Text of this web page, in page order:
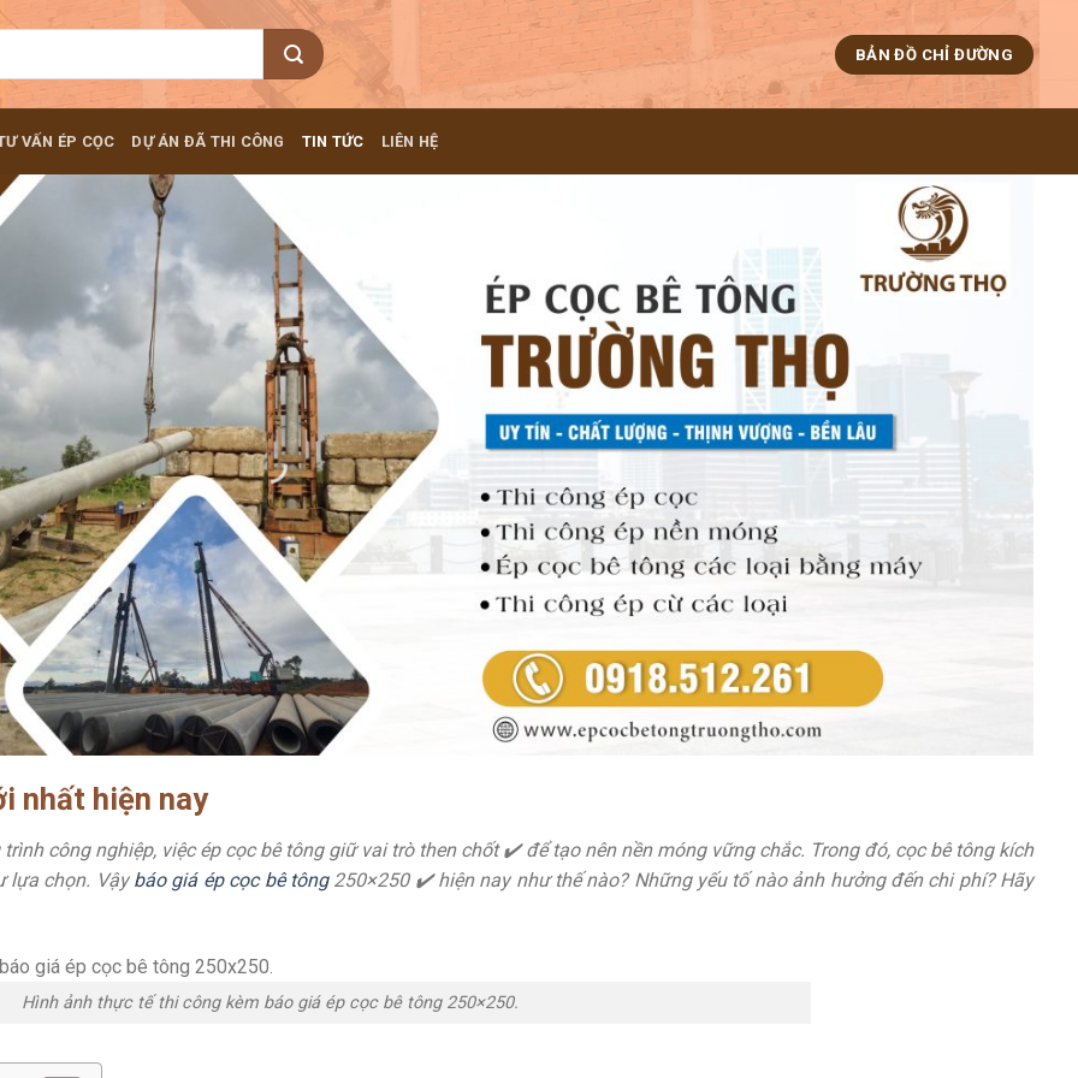
BẢN ĐỒ CHỈ ĐƯỜNG
VẤN ÉP CỌC DỰ ÁN ĐÃ THI CÔNG TIN TỨC LIÊN HỆ
nhất hiện nay
công nghiệp, việc ép cọc bê tông giữ vai trò then chốt ✔️ để tạo nên nền móng vững chắc. Trong đó, cọc bê tông kích
lựa chọn. Vậy báo giá ép cọc bê tông250×250 ✔️ hiện nay như thế nào? Những yếu tố nào ảnh hưởng đến chi phí? Hãy
Hình ảnh thực tế thi công kèm báo giá ép cọc bê tông 250×250.